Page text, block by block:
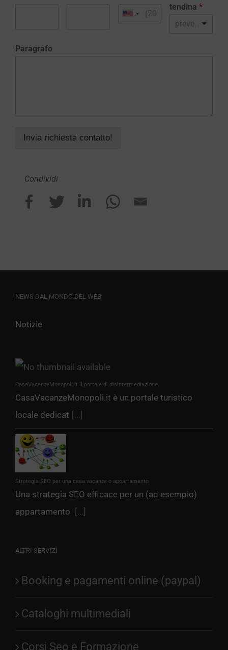
tendina *
preventivo realizzazione sito web
Paragrafo
Invia richiesta contatto!
Condividi
NEWS DAL MONDO DEL WEB
Notizie
CasaVacanzeMonopoli.it il portale di disintermediazione
CasaVacanzeMonopoli.it è un portale turistico
locale dedicat [...]
Strategia SEO per una casa vacanze o appartamento
Una strategia SEO efficace per un (ad esempio)
appartamento
[...]
ALTRI SERVIZI
Booking e pagamenti online (paypal)
Cataloghi multimediali
Corsi Seo e Formazione